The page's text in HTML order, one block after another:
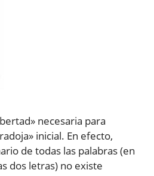
necesaria para
inicial. En efecto,
de todas las palabras (en
dos letras) no existe